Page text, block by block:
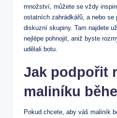
množství, můžete se vždy
ostatních zahrádkářů, a nebo
diskuzní skupiny. Tam najdete
nejlépe pohnojit, aniž byste
udělali botu.
Jak podpořit
maliníku
Pokud chcete, aby váš maliník